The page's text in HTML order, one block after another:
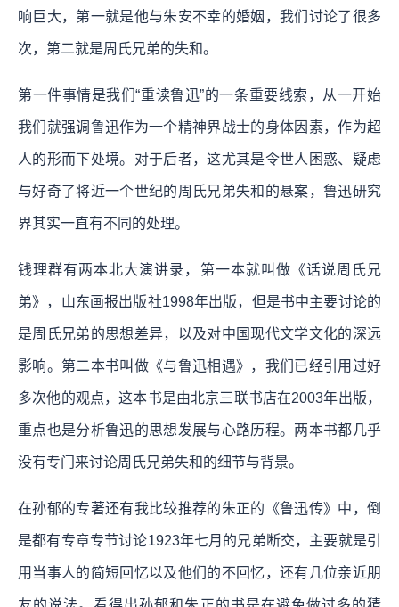
响巨大，第一就是他与朱安不幸的婚姻，我们讨论了很多
次，第二就是周氏兄弟的失和。
第一件事情是我们“重读鲁迅”的一条重要线索，从一开始
我们就强调鲁迅作为一个精神界战士的身体因素，作为超
人的形而下处境。对于后者，这尤其是令世人困惑、疑虑
与好奇了将近一个世纪的周氏兄弟失和的悬案，鲁迅研究
界其实一直有不同的处理。
钱理群有两本北大演讲录，第一本就叫做《话说周氏兄
弟》，山东画报出版社1998年出版，但是书中主要讨论的
是周氏兄弟的思想差异，以及对中国现代文学文化的深远
影响。第二本书叫做《与鲁迅相遇》，我们已经引用过好
多次他的观点，这本书是由北京三联书店在2003年出版，
重点也是分析鲁迅的思想发展与心路历程。两本书都几乎
没有专门来讨论周氏兄弟失和的细节与背景。
在孙郁的专著还有我比较推荐的朱正的《鲁迅传》中，倒
是都有专章专节讨论1923年七月的兄弟断交，主要就是引
用当事人的简短回忆以及他们的不回忆，还有几位亲近朋